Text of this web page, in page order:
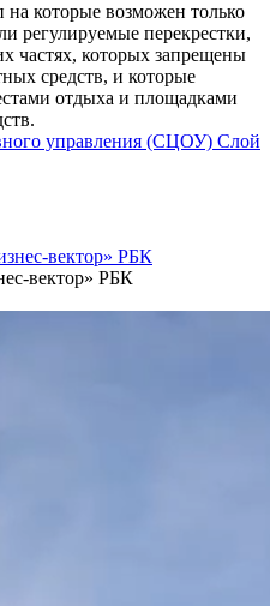
которые возможен только
регулируемые перекрестки,
частях, которых запрещены
средств, и которые
отдыха и площадками
управления (СЦОУ) Слой
вектор» РБК